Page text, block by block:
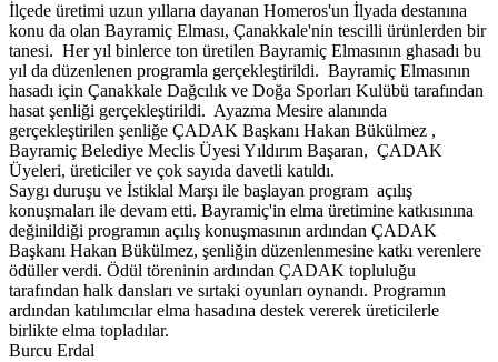
İlçede üretimi uzun yıllarıa dayanan Homeros'un İlyada destanına
konu da olan Bayramiç Elması, Çanakkale'nin tescilli ürünlerden bir
tanesi. Her yıl binlerce ton üretilen Bayramiç Elmasının ghasadı bu
yıl da düzenlenen programla gerçekleştirildi. Bayramiç Elmasının
hasadı için Çanakkale Dağcılık ve Doğa Sporları Kulübü tarafından
hasat şenliği gerçekleştirildi. Ayazma Mesire alanında
gerçekleştirilen şenliğe ÇADAK Başkanı Hakan Bükülmez ,
Bayramiç Belediye Meclis Üyesi Yıldırım Başaran, ÇADAK
Üyeleri, üreticiler ve çok sayıda davetli katıldı.
Saygı duruşu ve İstiklal Marşı ile başlayan program açılış
konuşmaları ile devam etti. Bayramiç'in elma üretimine katkısınına
değinildiği programın açılış konuşmasının ardından ÇADAK
Başkanı Hakan Bükülmez, şenliğin düzenlenmesine katkı verenlere
ödüller verdi. Ödül töreninin ardından ÇADAK topluluğu
tarafından halk dansları ve sırtaki oyunları oynandı. Programın
ardından katılımcılar elma hasadına destek vererek üreticilerle
birlikte elma topladılar.
Burcu Erdal